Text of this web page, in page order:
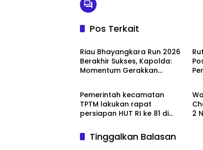
Pos Terkait
Blog
Riau Bhayangkara Run 2026
Berakhir Sukses, Kapolda:
Momentum Gerakkan
Berita
Pemerintah kecamatan
TPTM lakukan rapat
persiapan HUT RI ke 81 di
Charles
2 NPM pancing mania bagan
Tinggalkan Balasan